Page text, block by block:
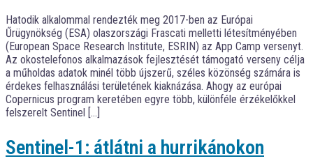
Hatodik alkalommal rendezték meg 2017-ben az Európai
Űrügynökség (ESA) olaszországi Frascati melletti létesítményében
(European Space Research Institute, ESRIN) az App Camp versenyt.
Az okostelefonos alkalmazások fejlesztését támogató verseny célja
a műholdas adatok minél több újszerű, széles közönség számára is
érdekes felhasználási területének kiaknázása. Ahogy az európai
Copernicus program keretében egyre több, különféle érzékelőkkel
felszerelt Sentinel […]
Sentinel-1: átlátni a hurrikánokon